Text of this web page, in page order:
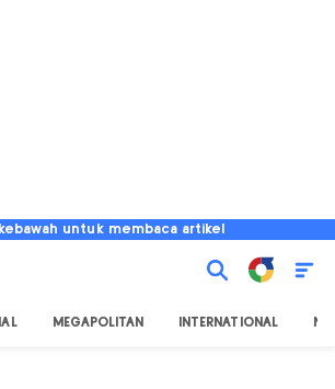
untuk membaca artikel
MEGAPOLITAN INTERNATIONAL